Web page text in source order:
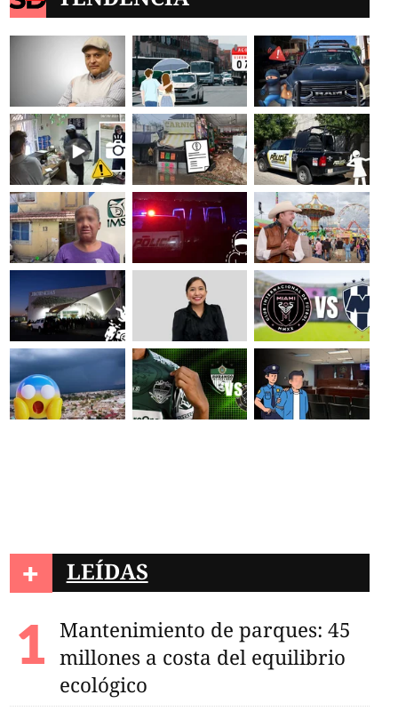
+ LEÍDAS
Mantenimiento de parques: 45
millones a costa del equilibrio
ecológico